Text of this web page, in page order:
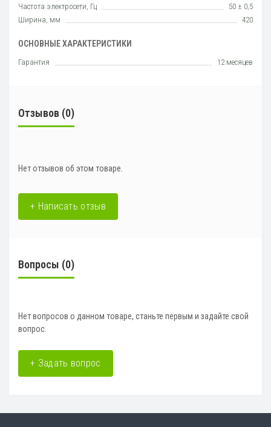
Частота электросети, Гц
50 ± 0,5
Ширина, мм
420
ОСНОВНЫЕ ХАРАКТЕРИСТИКИ
Гарантия 12 месяцев
Отзывов (0)
Нет отзывов об этом товаре.
+ Написать отзыв
Вопросы (0)
Нет вопросов о данном товаре, станьте первым и задайте свой
вопрос.
+ Задать вопрос